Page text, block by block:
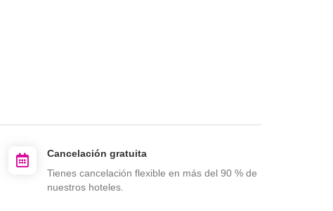
Cancelación gratuita
Tienes cancelación flexible en más del 90 % de
nuestros hoteles.